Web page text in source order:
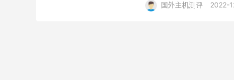
国外主机测评
2022-